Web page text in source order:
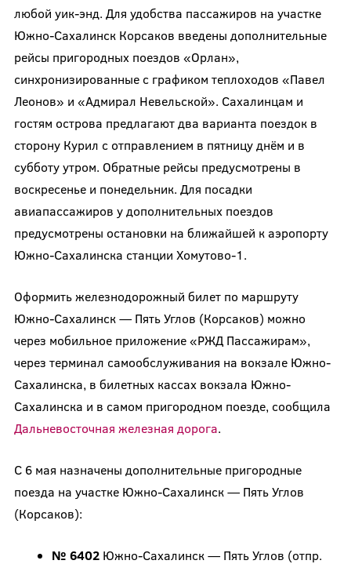
любой уик-энд. Для удобства пассажиров на участке
Южно-Сахалинск Корсаков введены дополнительные
рейсы пригородных поездов «Орлан»,
синхронизированные с графиком теплоходов «Павел
Леонов» и «Адмирал Невельской». Сахалинцам и
гостям острова предлагают два варианта поездок в
сторону Курил с отправлением в пятницу днём и в
субботу утром. Обратные рейсы предусмотрены в
воскресенье и понедельник. Для посадки
авиапассажиров у дополнительных поездов
предусмотрены остановки на ближайшей к аэропорту
Южно-Сахалинска станции Хомутово-1.
Оформить железнодорожный билет по маршруту
Южно-Сахалинск — Пять Углов (Корсаков) можно
через мобильное приложение «РЖД Пассажирам»,
через терминал самообслуживания на вокзале Южно-
Сахалинска, в билетных кассах вокзала Южно-
Сахалинска и в самом пригородном поезде, сообщила
Дальневосточная железная дорога.
С 6 мая назначены дополнительные пригородные
поезда на участке Южно-Сахалинск — Пять Углов
(Корсаков):
№ 6402 Южно-Сахалинск — Пять Углов (отпр.